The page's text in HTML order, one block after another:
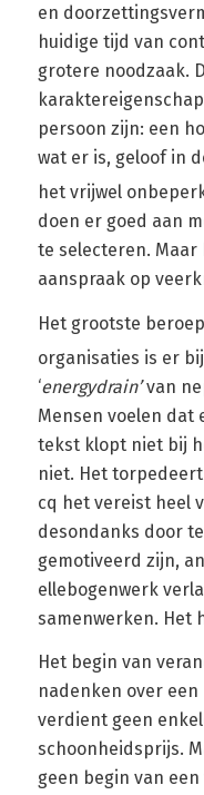
en
huidige tijd van
grotere noodzaak.
persoon zijn: een
wat er is, geloof in
het vrijwel
doen er goed aan
te selecteren. Maar
aanspraak op
Het grootste
organisaties is er
‘energydrain’van
Mensen voelen dat
tekst klopt niet bij
niet. Het
cq het vereist heel
desondanks door
gemotiveerd zijn,
ellebogenwerk
samenwerken. Het
Het begin van
nadenken over een
verdient geen
schoonheidsprijs.
geen begin van